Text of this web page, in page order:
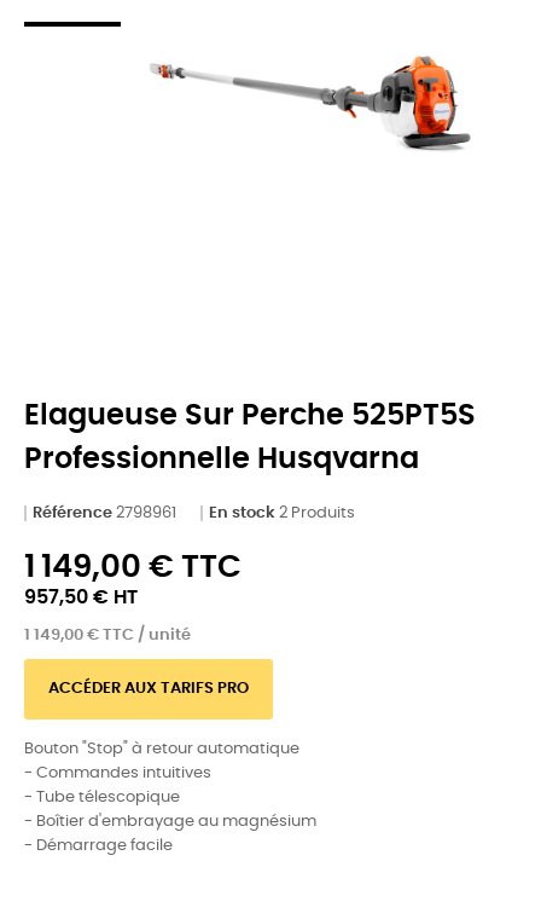
Elagueuse Sur Perche 525PT5S
Professionnelle Husqvarna
Référence 2798961 En stock 2 Produits
1 149,00 € TTC
957,50 € HT
1 149,00 € TTC / unité
ACCÉDER AUX TARIFS PRO
Bouton "Stop" à retour automatique
- Commandes intuitives
- Tube télescopique
- Boîtier d'embrayage au magnésium
- Démarrage facile